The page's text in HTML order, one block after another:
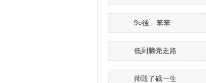
9○後、笨笨
低到脑壳走路
帅毁了硪一生